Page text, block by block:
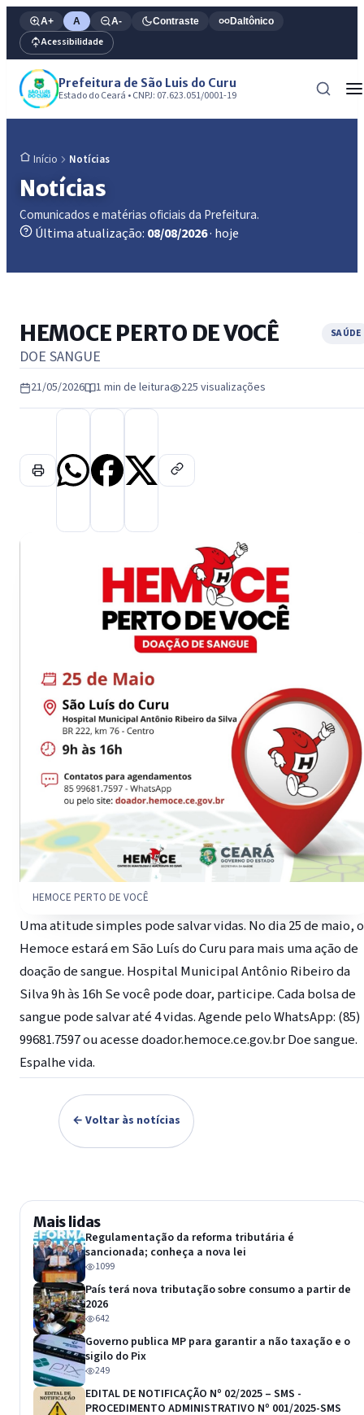
A+ A A- Contraste Daltônico
Acessibilidade
Prefeitura de São Luis do Curu
Estado do Ceará • CNPJ: 07.623.051/0001-19
Início Notícias
Notícias
Comunicados e matérias oficiais da Prefeitura.
Última atualização: 08/08/2026· hoje
HEMOCE PERTO DE VOCÊ SAÚDE
DOE SANGUE
21/05/2026 1 min de leitura 225 visualizações
HEMOCE PERTO DE VOCÊ
Uma atitude simples pode salvar vidas. No dia 25 de maio, o
Hemoce estará em São Luís do Curu para mais uma ação de
doação de sangue. Hospital Municipal Antônio Ribeiro da
Silva 9h às 16h Se você pode doar, participe. Cada bolsa de
sangue pode salvar até 4 vidas. Agende pelo WhatsApp: (85)
99681.7597 ou acesse doador.hemoce.ce.gov.br Doe sangue.
Espalhe vida.
← Voltar às notícias
Mais lidas
Regulamentação da reforma tributária é
sancionada; conheça a nova lei
1099
País terá nova tributação sobre consumo a partir de
2026
642
Governo publica MP para garantir a não taxação e o
sigilo do Pix
249
EDITAL DE NOTIFICAÇÃO Nº 02/2025 – SMS -
PROCEDIMENTO ADMINISTRATIVO Nº 001/2025-SMS